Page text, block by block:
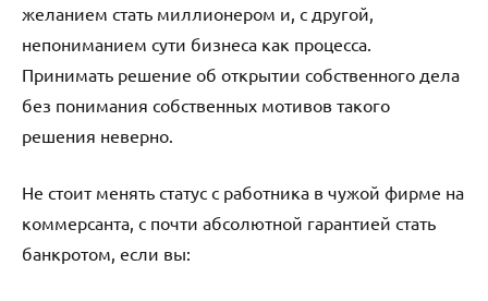
желанием стать миллионером и, с другой,
непониманием сути бизнеса как процесса.
Принимать решение об открытии собственного дела
без понимания собственных мотивов такого
решения неверно.
Не стоит менять статус с работника в чужой фирме на
коммерсанта, с почти абсолютной гарантией стать
банкротом, если вы: